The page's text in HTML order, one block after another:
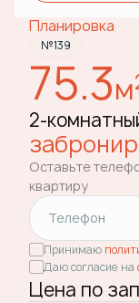
Планировка
№139
75.3м
2-
Оставьте
квартиру
Принимаю
Даю согласие на
Цена по